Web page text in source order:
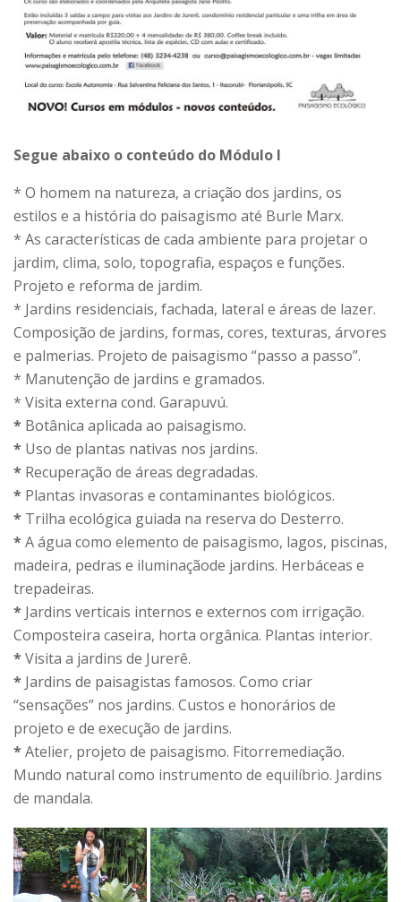
Segue abaixo o conteúdo do Módulo I
* O homem na natureza, a criação dos jardins, os
estilos e a história do paisagismo até Burle Marx.
* As características de cada ambiente para projetar o
jardim, clima, solo, topografia, espaços e funções.
Projeto e reforma de jardim.
* Jardins residenciais, fachada, lateral e áreas de lazer.
Composição de jardins, formas, cores, texturas, árvores
e palmerias. Projeto de paisagismo “passo a passo”.
* Manutenção de jardins e gramados.
* Visita externa cond. Garapuvú.
* Botânica aplicada ao paisagismo.
* Uso de plantas nativas nos jardins.
* Recuperação de áreas degradadas.
* Plantas invasoras e contaminantes biológicos.
* Trilha ecológica guiada na reserva do Desterro.
*A água como elemento de paisagismo, lagos, piscinas,
madeira, pedras e iluminaçãode jardins. Herbáceas e
trepadeiras.
* Jardins verticais internos e externos com irrigação.
Composteira caseira, horta orgânica. Plantas interior.
*Visita a jardins de Jurerê.
* Jardins de paisagistas famosos. Como criar
“sensações” nos jardins. Custos e honorários de
projeto e de execução de jardins.
*Atelier, projeto de paisagismo. Fitorremediação.
Mundo natural como instrumento de equilíbrio. Jardins
de mandala.